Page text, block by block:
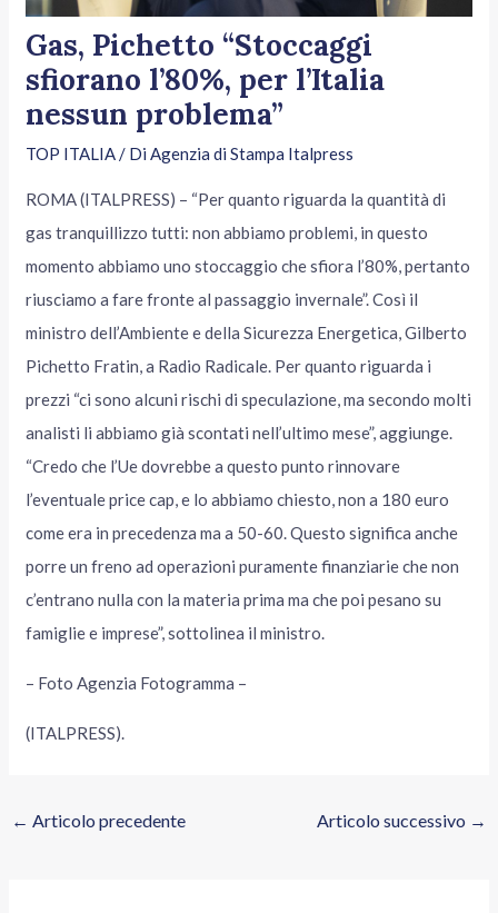
Gas, Pichetto “Stoccaggi
sfiorano l’80%, per l’Italia
nessun problema”
TOP ITALIA/ DiAgenzia di Stampa Italpress
ROMA (ITALPRESS) – “Per quanto riguarda la quantità di
gas tranquillizzo tutti: non abbiamo problemi, in questo
momento abbiamo uno stoccaggio che sfiora l’80%, pertanto
riusciamo a fare fronte al passaggio invernale”. Così il
ministro dell’Ambiente e della Sicurezza Energetica, Gilberto
Pichetto Fratin, a Radio Radicale. Per quanto riguarda i
prezzi “ci sono alcuni rischi di speculazione, ma secondo molti
analisti li abbiamo già scontati nell’ultimo mese”, aggiunge.
“Credo che l’Ue dovrebbe a questo punto rinnovare
l’eventuale price cap, e lo abbiamo chiesto, non a 180 euro
come era in precedenza ma a 50-60. Questo significa anche
porre un freno ad operazioni puramente finanziarie che non
c’entrano nulla con la materia prima ma che poi pesano su
famiglie e imprese”, sottolinea il ministro.
– Foto Agenzia Fotogramma –
(ITALPRESS).
← Articolo precedente Articolo successivo →